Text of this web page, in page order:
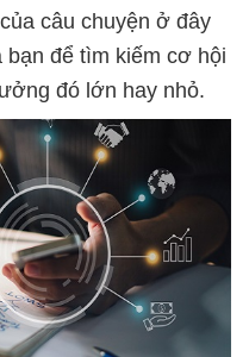
câu chuyện ở đây
bạn để tìm kiếm cơ hội
đó lớn hay nhỏ.